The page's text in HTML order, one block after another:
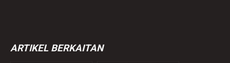
ARTIKEL BERKAITAN